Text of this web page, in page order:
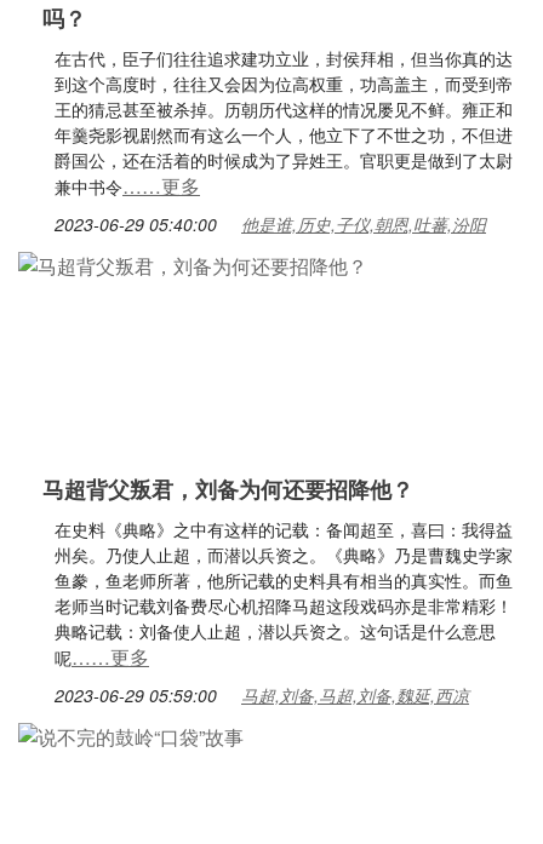
吗？
在古代，臣子们往往追求建功立业，封侯拜相，但当你真的达
到这个高度时，往往又会因为位高权重，功高盖主，而受到帝
王的猜忌甚至被杀掉。历朝历代这样的情况屡见不鲜。雍正和
年羹尧影视剧然而有这么一个人，他立下了不世之功，不但进
爵国公，还在活着的时候成为了异姓王。官职更是做到了太尉
兼中书令……更多
2023-06-29 05:40:00 他是谁,历史,子仪,朝恩,吐蕃,汾阳
马超背父叛君，刘备为何还要招降他？
在史料《典略》之中有这样的记载：备闻超至，喜曰：我得益
州矣。乃使人止超，而潜以兵资之。《典略》乃是曹魏史学家
鱼豢，鱼老师所著，他所记载的史料具有相当的真实性。而鱼
老师当时记载刘备费尽心机招降马超这段戏码亦是非常精彩！
典略记载：刘备使人止超，潜以兵资之。这句话是什么意思
呢……更多
2023-06-29 05:59:00 马超,刘备,马超,刘备,魏延,西凉